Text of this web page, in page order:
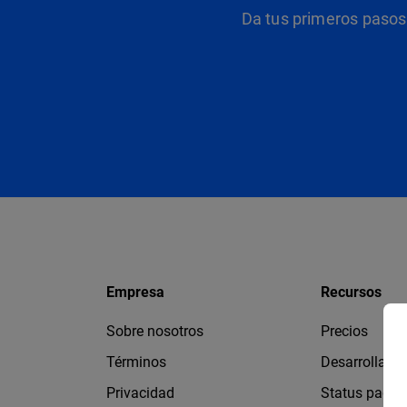
Da tus primeros
Empresa
Sobre nosotros
Términos
Privacidad
Recursos
Precios
Status page